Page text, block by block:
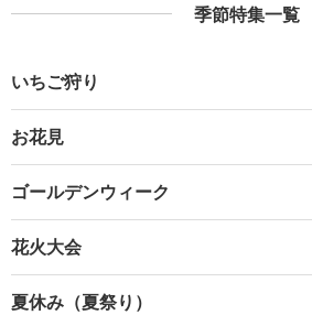
季節特集一覧
いちご狩り
お花見
ゴールデンウィーク
花火大会
夏休み（夏祭り）